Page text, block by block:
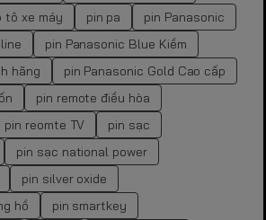
tô xe máy pin pa
pin Panasonic
pin Panasonic Blue Kiềm
hãng
pin Panasonic Gold Cao cấp
pin remote điều hòa
pin reomte TV
pin sạc
pin sạc national power
pin silver oxide
hồ
pin smartkey